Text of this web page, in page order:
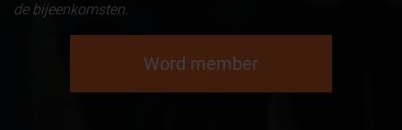
de bijeenkomsten.
Word member